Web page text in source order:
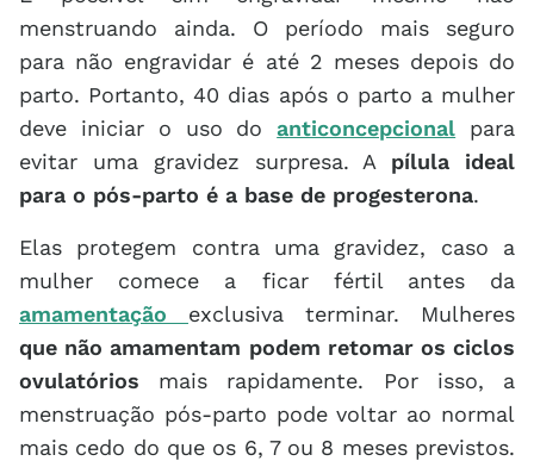
menstruando ainda. O período mais seguro
para não engravidar é até 2 meses depois do
parto. Portanto, 40 dias após o parto a mulher
deve iniciar o uso doanticoncepcional para
evitar uma gravidez surpresa. A pílula ideal
para o pós-parto é a base de progesterona.
Elas protegem contra uma gravidez, caso a
mulher comece a ficar fértil antes da
amamentação exclusiva terminar. Mulheres
que não amamentam podem retomar os ciclos
ovulatórios mais rapidamente. Por isso, a
menstruação pós-parto pode voltar ao normal
mais cedo do que os 6, 7 ou 8 meses previstos.